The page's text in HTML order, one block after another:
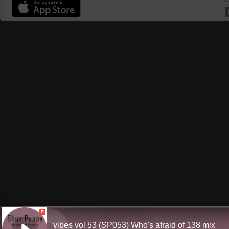
П
vibes vol 53 (SP053) Who's afraid of 138 mix